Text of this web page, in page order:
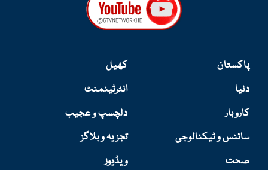
پاکستان
دنیا
کاروبار
سائنس و ٹیکنالوجی
صحت
کھیل
انٹرٹینمنٹ
دلچسپ و عجیب
تجزیہ و بلاگز
ویڈیوز
o
k
r
a
m